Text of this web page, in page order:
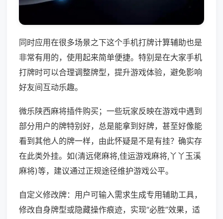
同时应用在很多场景之下这个手机打牌计算辅助也是
非常有用的，使用起来简单便捷。特别是在大家手机
打牌时可以合理调整牌型，提升游戏体验，避免影响
好友间互动乐趣。
微乐陕西麻将插件购买；一些玩家反映在游戏中遇到
部分用户的牌特别好，总是能拿到好牌，甚至好像能
看到其他人的牌一样，由此怀疑是不是有挂？确实存
在此类外挂。如(清远佬麻将,佳运游戏麻将,丫丫玉溪
麻将)等，建议通过正规途径维护游戏公平。
自定义修改牌：用户可输入需求生成专用辅助工具，
修改自身牌型或隐藏操作痕迹，实现“必胜”效果，适